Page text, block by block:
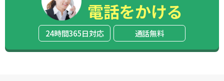
電話をかける
24時間365日対応 通話無料